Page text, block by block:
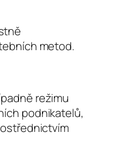
metod.
režimu
podnikatelů,